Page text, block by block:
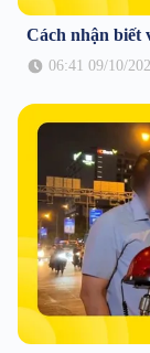
Cách nhận biết
06:41 09/10/